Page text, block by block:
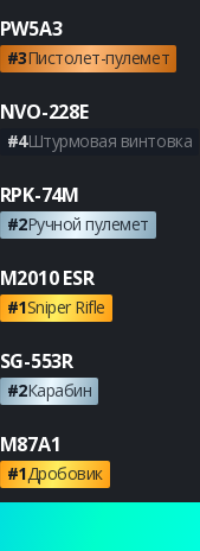
PW5A3
#3Пистолет-пулемет
NVO-228E
#4Штурмовая винтовка
RPK-74M
#2Ручной пулемет
M2010 ESR
#1Sniper Rifle
SG-553R
#2Карабин
M87A1
#1Дробовик